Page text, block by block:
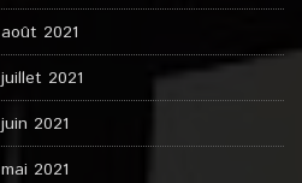
août 2021
juillet 2021
juin 2021
mai 2021